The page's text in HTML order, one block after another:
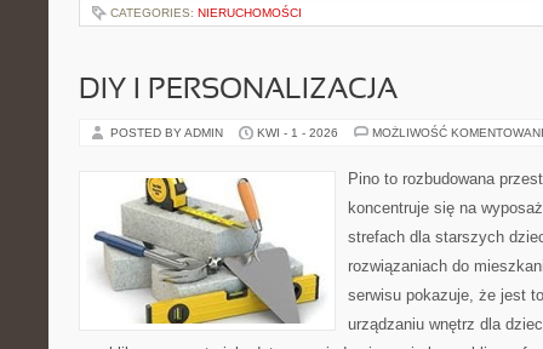
CATEGORIES: NIERUCHOMOŚCI
DIY I PERSONALIZACJA
POSTED BY ADMIN KWI - 1 - 2026 MOŻLIWOŚĆ
Pino to rozbudowana
koncentruje się na
strefach dla starszych
rozwiązaniach do
serwisu pokazuje, że jest
urządzaniu wnętrz dla